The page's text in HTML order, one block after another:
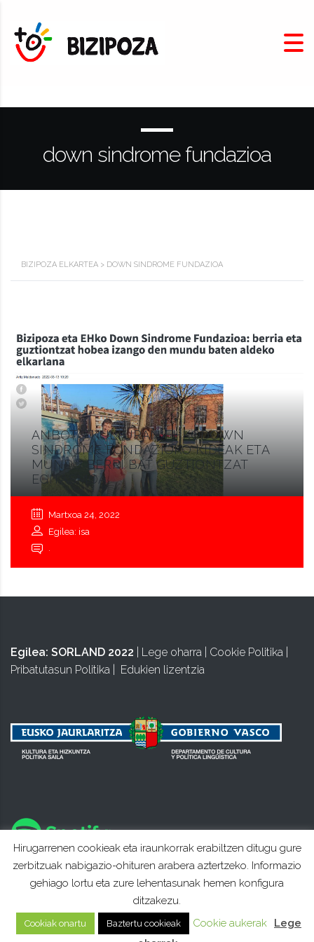
down sindrome fundazioa
BIZIPOZA ELKARTEA > DOWN SINDROME FUNDAZIOA
ANBOTO KULTURAN EHKODOWN
SINDROME FUNDAZIOKO KIDEAK ETA
MUNDU BERRI BAT GUZTIONTZAT
EGITASMOA
Martxoa 24, 2022
Egilea: isa
.
Egilea: SORLAND 2022 Lege oharra Cookie Politika
Pribatutasun Politika
Edukien lizentzia
Hirugarrenen cookieak eta iraunkorrak erabiltzen ditugu gure
zerbitzuak nabigazio-ohituren arabera aztertzeko. Informazio
gehiago lortu eta zure lehentasunak hemen konfigura
ditzakezu.
Cookiak onartu Baztertu cookieak Cookie aukerak
Lege